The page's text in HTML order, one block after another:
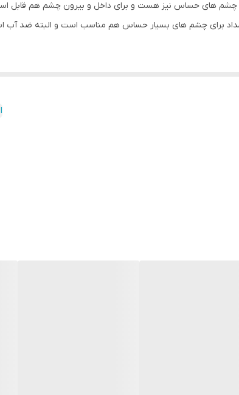
چشم های حساس نیز هست و برای داخل و بیرون چشم هم قابل
مداد برای چشم های بسیار حساس هم مناسب است و البته ضد آب